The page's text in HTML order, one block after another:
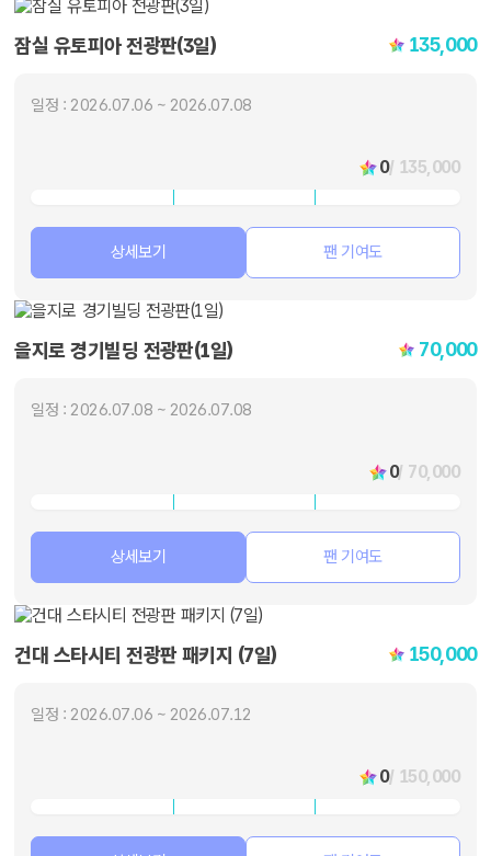
잠실 유토피아 전광판(3일) 135,000
일정 : 2026.07.06 ~ 2026.07.08
0/ 135,000
상세보기 팬 기여도
을지로 경기빌딩 전광판(1일) 70,000
일정 : 2026.07.08 ~ 2026.07.08
0/ 70,000
상세보기 팬 기여도
건대 스타시티 전광판 패키지 (7일) 150,000
일정 : 2026.07.06 ~ 2026.07.12
0/ 150,000